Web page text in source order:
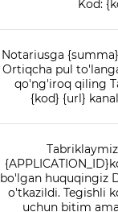
Kod:
Notariusga
Ortiqcha pul
qo'ng'iroq qiling
{kod} {url}
bo'lgan huquqingiz
o'tkazildi. Tegishli
uchun bitim